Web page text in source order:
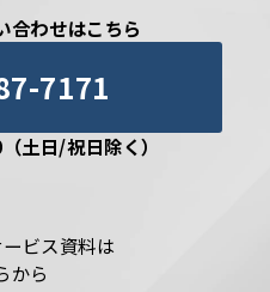
合わせはこちら
7171
土日/祝日除く）
ビス資料は
から